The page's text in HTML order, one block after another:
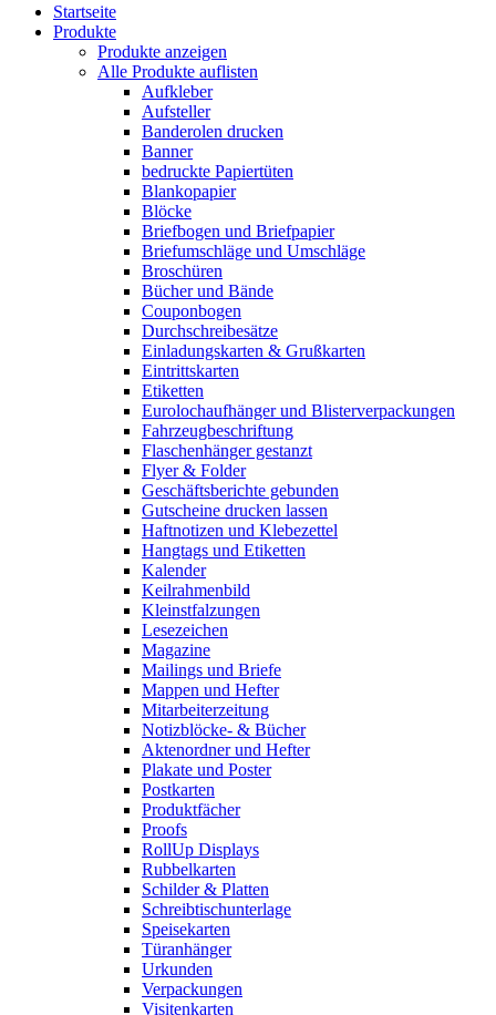
Startseite
Produkte
Produkte anzeigen
Alle Produkte auflisten
Aufkleber
Aufsteller
Banderolen drucken
Banner
bedruckte Papiertüten
Blankopapier
Blöcke
Briefbogen und Briefpapier
Briefumschläge und Umschläge
Broschüren
Bücher und Bände
Couponbogen
Durchschreibesätze
Einladungskarten & Grußkarten
Eintrittskarten
Etiketten
Eurolochaufhänger und Blisterverpackungen
Fahrzeugbeschriftung
Flaschenhänger gestanzt
Flyer & Folder
Geschäftsberichte gebunden
Gutscheine drucken lassen
Haftnotizen und Klebezettel
Hangtags und Etiketten
Kalender
Keilrahmenbild
Kleinstfalzungen
Lesezeichen
Magazine
Mailings und Briefe
Mappen und Hefter
Mitarbeiterzeitung
Notizblöcke- & Bücher
Aktenordner und Hefter
Plakate und Poster
Postkarten
Produktfächer
Proofs
RollUp Displays
Rubbelkarten
Schilder & Platten
Schreibtischunterlage
Speisekarten
Türanhänger
Urkunden
Verpackungen
Visitenkarten